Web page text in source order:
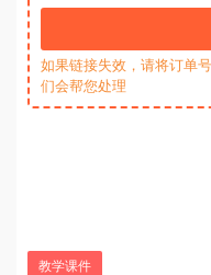
如果链接失效，请将订单
们会帮您处理
教学课件